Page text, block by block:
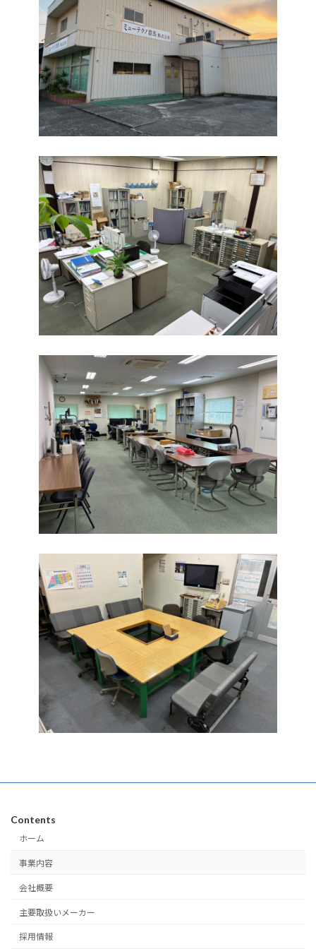
Contents
ホーム
事業内容
会社概要
主要取扱いメーカー
採用情報